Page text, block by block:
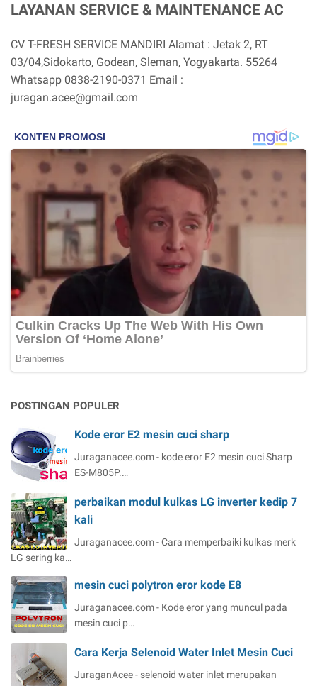
LAYANAN SERVICE & MAINTENANCE AC
CV T-FRESH SERVICE MANDIRI Alamat : Jetak 2, RT
03/04,Sidokarto, Godean, Sleman, Yogyakarta. 55264
Whatsapp 0838-2190-0371 Email :
juragan.acee@gmail.com
POSTINGAN POPULER
Kode eror E2 mesin cuci sharp
Juraganacee.com - kode eror E2 mesin cuci Sharp
ES-M805P.…
perbaikan modul kulkas LG inverter kedip 7
kali
Juraganacee.com - Cara memperbaiki kulkas merk
LG sering ka…
mesin cuci polytron eror kode E8
Juraganacee.com - Kode eror yang muncul pada
mesin cuci p…
Cara Kerja Selenoid Water Inlet Mesin Cuci
JuraganAcee - selenoid water inlet merupakan